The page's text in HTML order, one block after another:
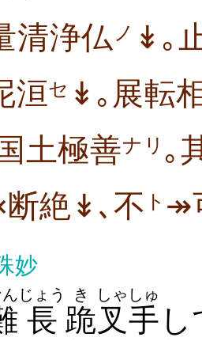
清浄仏 ノ ↡｡
洹セ ↡｡展転
土極善ナリ ｡
絶↡､不 ト ↠
妙
長
じょう
跪
き
叉手
しゃしゅ